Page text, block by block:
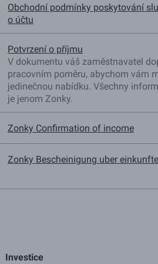
Obchodní podmínky poskytování
o účtu
Potvrzení o příjmu
V dokumentu váš zaměstnavatel
pracovním poměru, abychom vám
jedinečnou nabídku. Všechny
je jenom Zonky.
Zonky Confirmation of income
Zonky Bescheinigung uber einkunfte
Investice